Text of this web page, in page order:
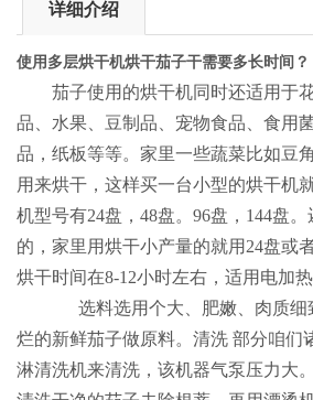
详细介绍
使用多层烘干机烘干茄子干需要多长时间？
茄子使用的烘干机同时还适用于
品、水果、豆制品、宠物食品、食用
品，纸板等等。家里一些蔬菜比如豆
用来烘干，这样买一台小型的烘干机
机型号有24盘，48盘。96盘，144盘
的，家里用烘干小产量的就用24盘或
烘干时间在8-12小时左右，适用电加
选料选用个大、肥嫩、肉质
烂的新鲜茄子做原料。清洗 部分咱们
淋清洗机来清洗，该机器气泵压力大